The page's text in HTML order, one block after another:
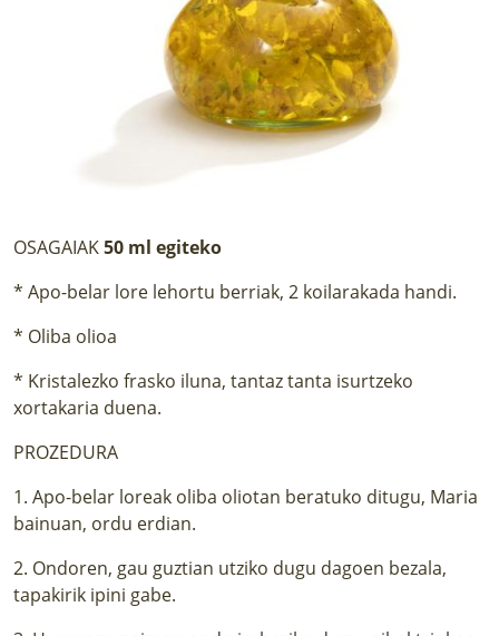
OSAGAIAK50 ml egiteko
* Apo-belar lore lehortu berriak, 2 koilarakada handi.
* Oliba olioa
* Kristalezko frasko iluna, tantaz tanta isurtzeko
xortakaria duena.
PROZEDURA
1. Apo-belar loreak oliba oliotan beratuko ditugu, Maria
bainuan, ordu erdian.
2. Ondoren, gau guztian utziko dugu dagoen bezala,
tapakirik ipini gabe.